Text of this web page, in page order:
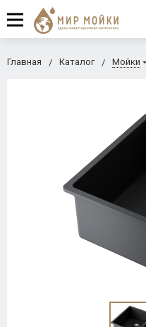
Главная Каталог Мойки